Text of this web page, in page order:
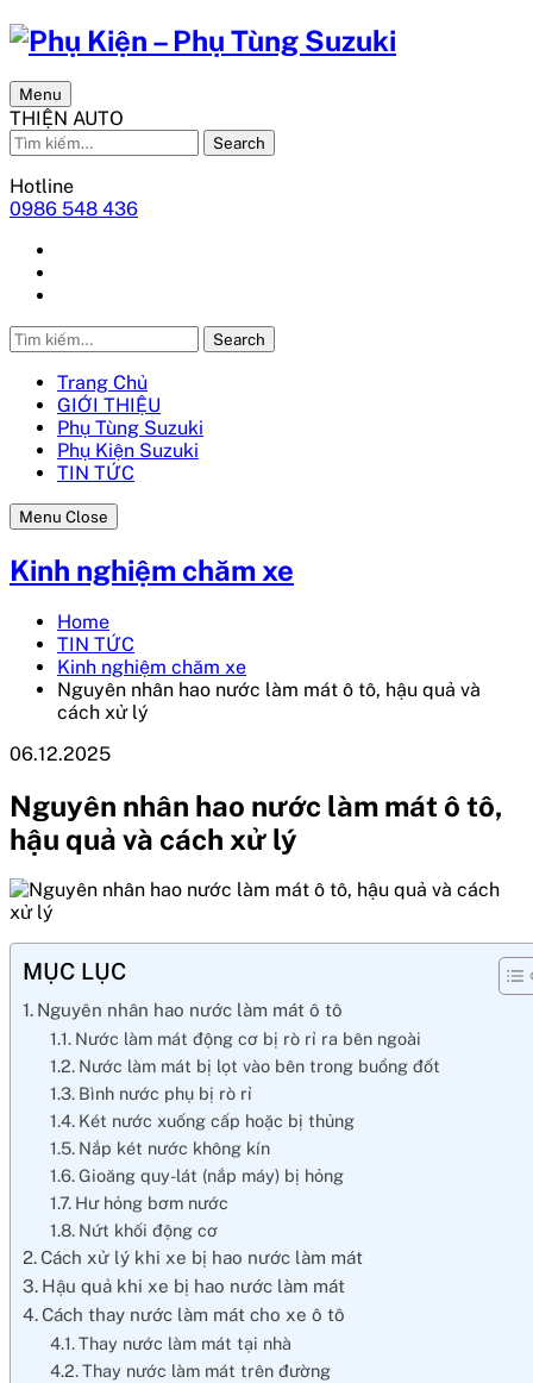
Menu
THIỆN AUTO
Search
Hotline
0986 548 436
Search
Trang Chủ
GIỚI THIỆU
Phụ Tùng Suzuki
Phụ Kiện Suzuki
TIN TỨC
Menu Close
Kinh nghiệm chăm xe
Home
TIN TỨC
Kinh nghiệm chăm xe
Nguyên nhân hao nước làm mát ô tô, hậu quả và
cách xử lý
06.12.2025
Nguyên nhân hao nước làm mát ô tô,
hậu quả và cách xử lý
MỤC LỤC
Nguyên nhân hao nước làm mát ô tô
Nước làm mát động cơ bị rò rỉ ra bên ngoài
Nước làm mát bị lọt vào bên trong buồng đốt
Bình nước phụ bị rò rỉ
Két nước xuống cấp hoặc bị thủng
Nắp két nước không kín
Gioăng quy-lát (nắp máy) bị hỏng
Hư hỏng bơm nước
Nứt khối động cơ
Cách xử lý khi xe bị hao nước làm mát
Hậu quả khi xe bị hao nước làm mát
Cách thay nước làm mát cho xe ô tô
Thay nước làm mát tại nhà
Thay nước làm mát trên đường